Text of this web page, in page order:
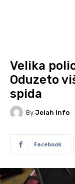
Velika
Oduzeto
spida
By Jelah Info
Facebook